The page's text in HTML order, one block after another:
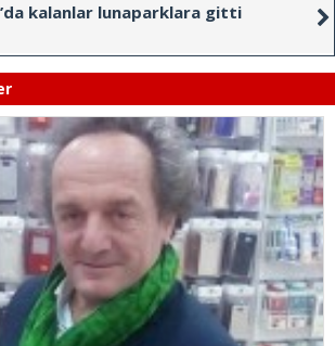
kalanlar lunaparklara gitti